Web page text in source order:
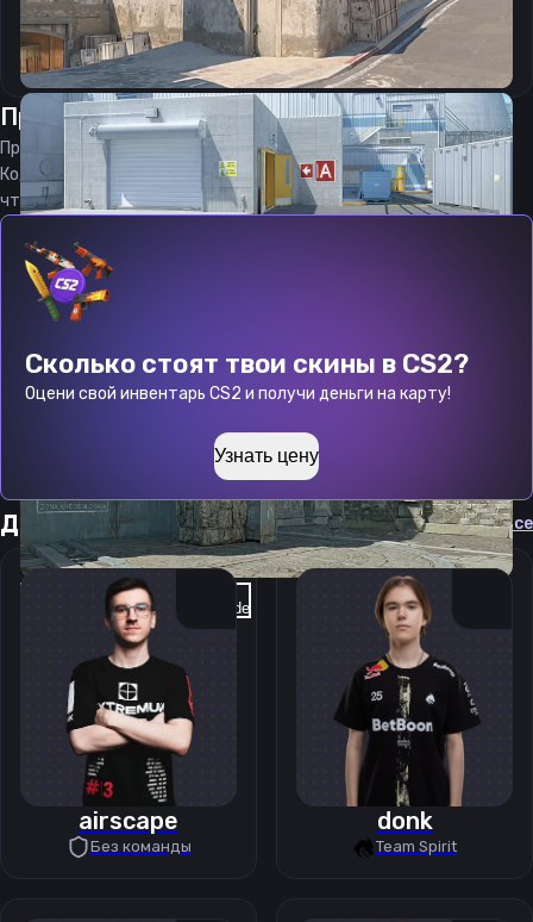
Previous slide Next slide
Скопировать
Прицелзтикот07.08.2026
Прицел zteeek является актуальным на
07.08.2026
Код прицела
CS 2 стараемся еженедельно обновлять,
чтобы вы могли играть с актуальными настройками игрока.
Сколько стоят твои скины в CS2?
Оцени свой инвентарь CS2 и получи деньги на карту!
Узнать цену
Другие прицелы Cмотреть все
airscape
Без команды
donk
Team Spirit